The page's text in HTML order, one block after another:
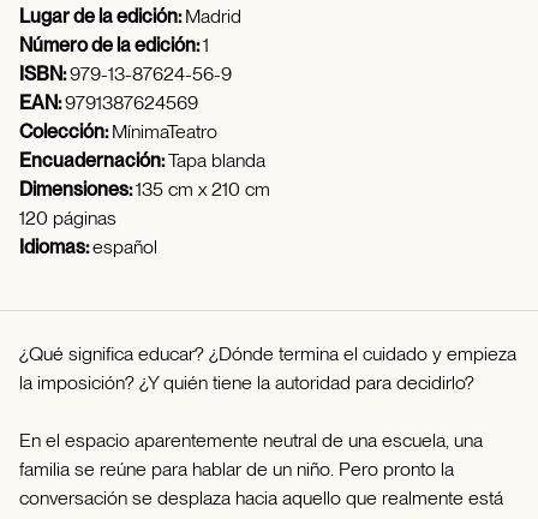
Lugar de la edición:Madrid
Número de la edición:1
ISBN:979-13-87624-56-9
EAN:9791387624569
Colección:MínimaTeatro
Encuadernación:Tapa blanda
Dimensiones:135 cm x 210 cm
120 páginas
Idiomas:español
¿Qué significa educar? ¿Dónde termina el cuidado y empieza
la imposición? ¿Y quién tiene la autoridad para decidirlo?
En el espacio aparentemente neutral de una escuela, una
familia se reúne para hablar de un niño. Pero pronto la
conversación se desplaza hacia aquello que realmente está